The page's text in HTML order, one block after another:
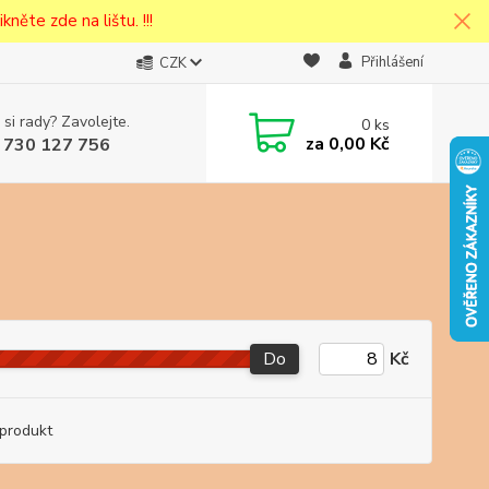
zde na lištu. !!!
CZK Přihlášení
rady? Zavolejte.
127 756
0ks
za 0,00 Kč
Do Kč
v